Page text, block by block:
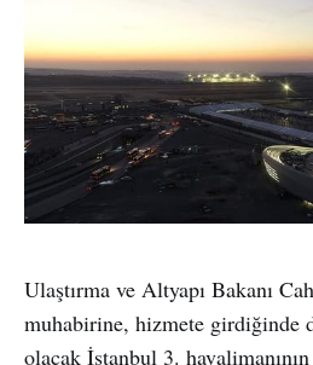
Ulaştırma ve Altyapı Bakanı
muhabirine, hizmete girdiğinde
olacak İstanbul 3.